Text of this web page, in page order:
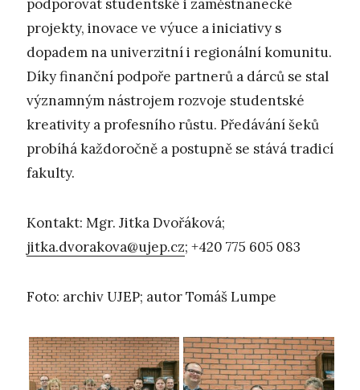
podporovat studentské i zaměstnanecké
projekty, inovace ve výuce a iniciativy s
dopadem na univerzitní i regionální komunitu.
Díky finanční podpoře partnerů a dárců se stal
významným nástrojem rozvoje studentské
kreativity a profesního růstu. Předávání šeků
probíhá každoročně a postupně se stává tradicí
fakulty.
Kontakt: Mgr. Jitka Dvořáková;
jitka.dvorakova@ujep.cz; +420 775 605 083
Foto: archiv UJEP; autor Tomáš Lumpe